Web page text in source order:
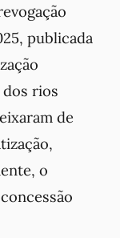
publicada
rios
de
o